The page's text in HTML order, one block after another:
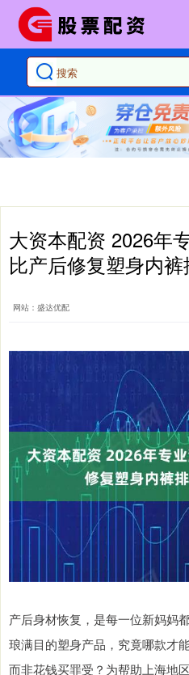
大资本配资 2026年
比产后修复塑身内
网站：盛达优配
产后身材恢复，是每一位新妈妈
琅满目的塑身产品，究竟哪款才
而非花钱买罪受？为帮助上海地